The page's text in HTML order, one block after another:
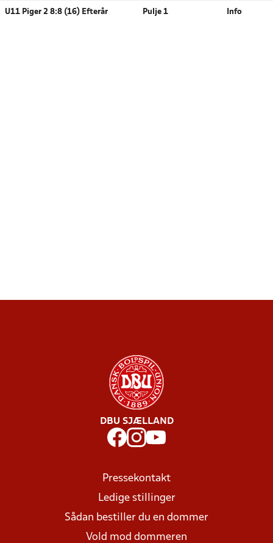
U11 Piger 2 8:8 (16) Efterår Pulje 1 Info
DBU SJÆLLAND
Pressekontakt
Ledige stillinger
Sådan bestiller du en dommer
Vold mod dommeren